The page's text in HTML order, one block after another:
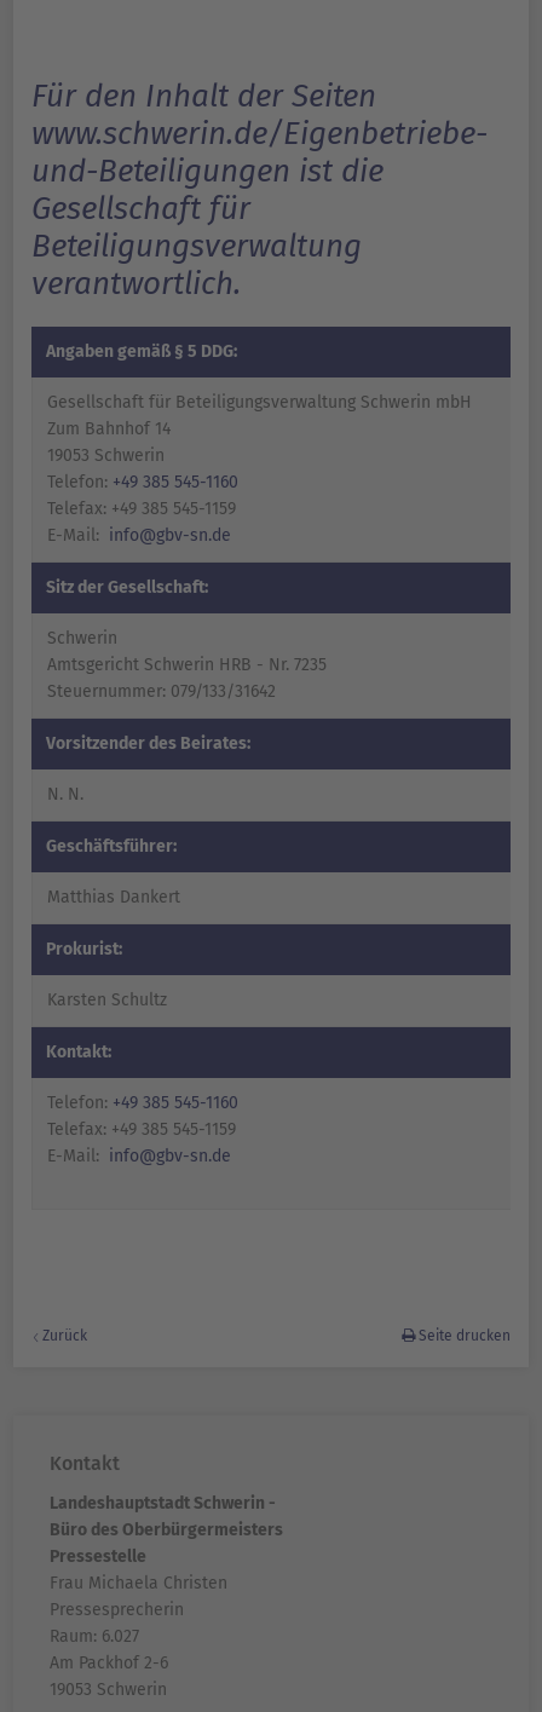
Für den Inhalt der Seiten
www.schwerin.de/Eigenbetriebe-
und-Beteiligungen ist die
Gesellschaft für
Beteiligungsverwaltung
verantwortlich.
Angaben gemäß § 5 DDG:
Gesellschaft für Beteiligungsverwaltung Schwerin mbH
Zum Bahnhof 14
19053 Schwerin
Telefon: +49 385 545-1160
Telefax: +49 385 545-1159
E-Mail: info@gbv-sn.de
Sitz der Gesellschaft:
Schwerin
Amtsgericht Schwerin HRB - Nr. 7235
Steuernummer: 079/133/31642
Vorsitzender des Beirates:
N. N.
Geschäftsführer:
Matthias Dankert
Prokurist:
Karsten Schultz
Kontakt:
Telefon: +49 385 545-1160
Telefax: +49 385 545-1159
E-Mail: info@gbv-sn.de
Zurück Seite drucken
Kontakt
Landeshauptstadt Schwerin -
Büro des Oberbürgermeisters
Pressestelle
Frau Michaela Christen
Pressesprecherin
Raum: 6.027
Am Packhof 2-6
19053 Schwerin